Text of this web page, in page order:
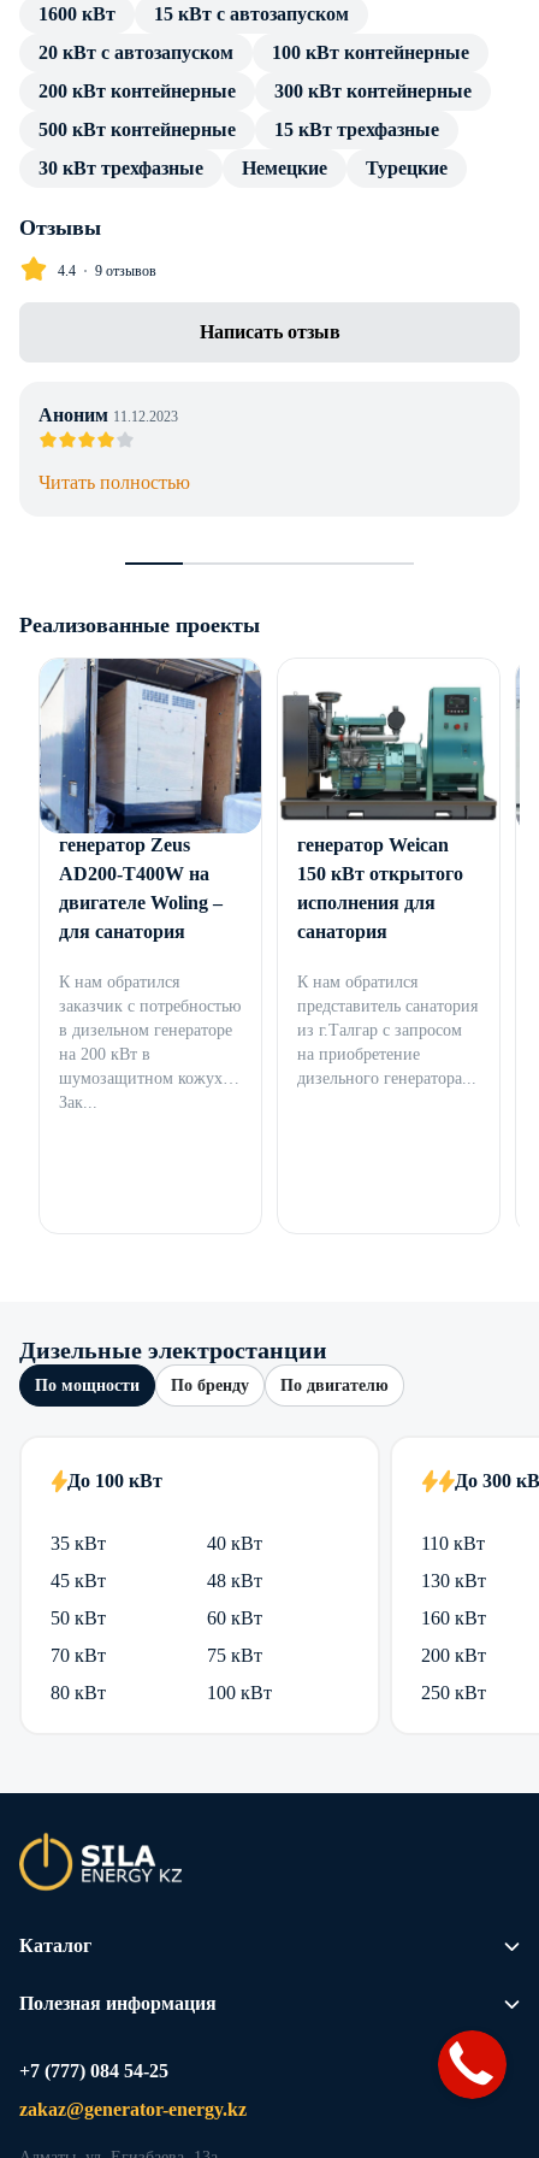
источника тока. Подключение потребителя производится
посредством стандартных разъемов, без трансформатора и
переходников.
В каталоге товаров компании Энерджи Групп — только
проверенные сертифицированные ДГУ. Дизельный
весь пакет технической документации и продолжительную
по особенностям установки, подключения и эксплуатации
предоставляем в полном объеме без дополнительной
оплаты. Доставка в г. Алматы любой транспортной
компанией, инженерное сопровождение проекта.
1600 кВт
15 кВт с автозапуском
20 кВт с автозапуском
100 кВт контейнерные
200 кВт контейнерные
300 кВт контейнерные
500 кВт контейнерные
15 кВт трехфазные
30 кВт трехфазные
Немецкие Турецкие
Отзывы
4.4 9 отзывов
Написать отзыв
Аноним 11.12.2023
Читать полностью
Реализованные проекты
Дизельный
генератор Zeus
AD200-T400W на
двигателе Woling –
для санатория
К нам обратился
заказчик с потребностью
в дизельном генераторе
на 200 кВт в
шумозащитном кожухе.
Зак...
Дизельный
генератор Weican
150 кВт открытого
исполнения для
санатория
К нам обратился
представитель санатория
из г.Талгар с запросом
на приобретение
дизельного генератора...
Дизельные электростанции
По мощности По бренду По двигателю
До 100 кВт
35 кВт
40 кВт
45 кВт
48 кВт
50 кВт
60 кВт
70 кВт
75 кВт
80 кВт
100 кВт
До 300
110 кВт
130 кВт
160 кВт
200 кВт
250 кВт
Каталог
Полезная информация
+7 (777) 084 54-25
zakaz@generator-energy.kz